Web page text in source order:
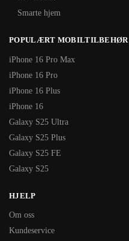
Smarte hjem
POPULÆRT MOBILTILBEHØR
iPhone 16 Pro Max
iPhone 16 Pro
iPhone 16 Plus
iPhone 16
Galaxy S25 Ultra
Galaxy S25 Plus
Galaxy S25 FE
Galaxy S25
HJELP
Om oss
Kundeservice